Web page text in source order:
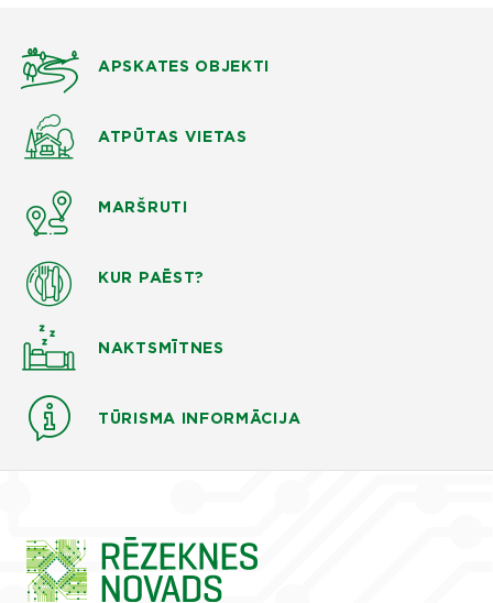
APSKATES OBJEKTI
ATPŪTAS VIETAS
MARŠRUTI
KUR PAĒST?
NAKTSMĪTNES
TŪRISMA INFORMĀCIJA